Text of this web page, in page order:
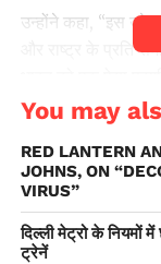
उन्होंने कहा, ‘‘इस
और राष्ट्र के प्रति
दशकों से देश के
करता आ रहा है।
आंबेडकर के महान कद,
आदर्शों को अपने
और समृद्ध भारत के
You may
RED LANTERN
JOHNS, ON
VIRUS”
दिल्ली मेट्रो के नियमों
ट्रेनें